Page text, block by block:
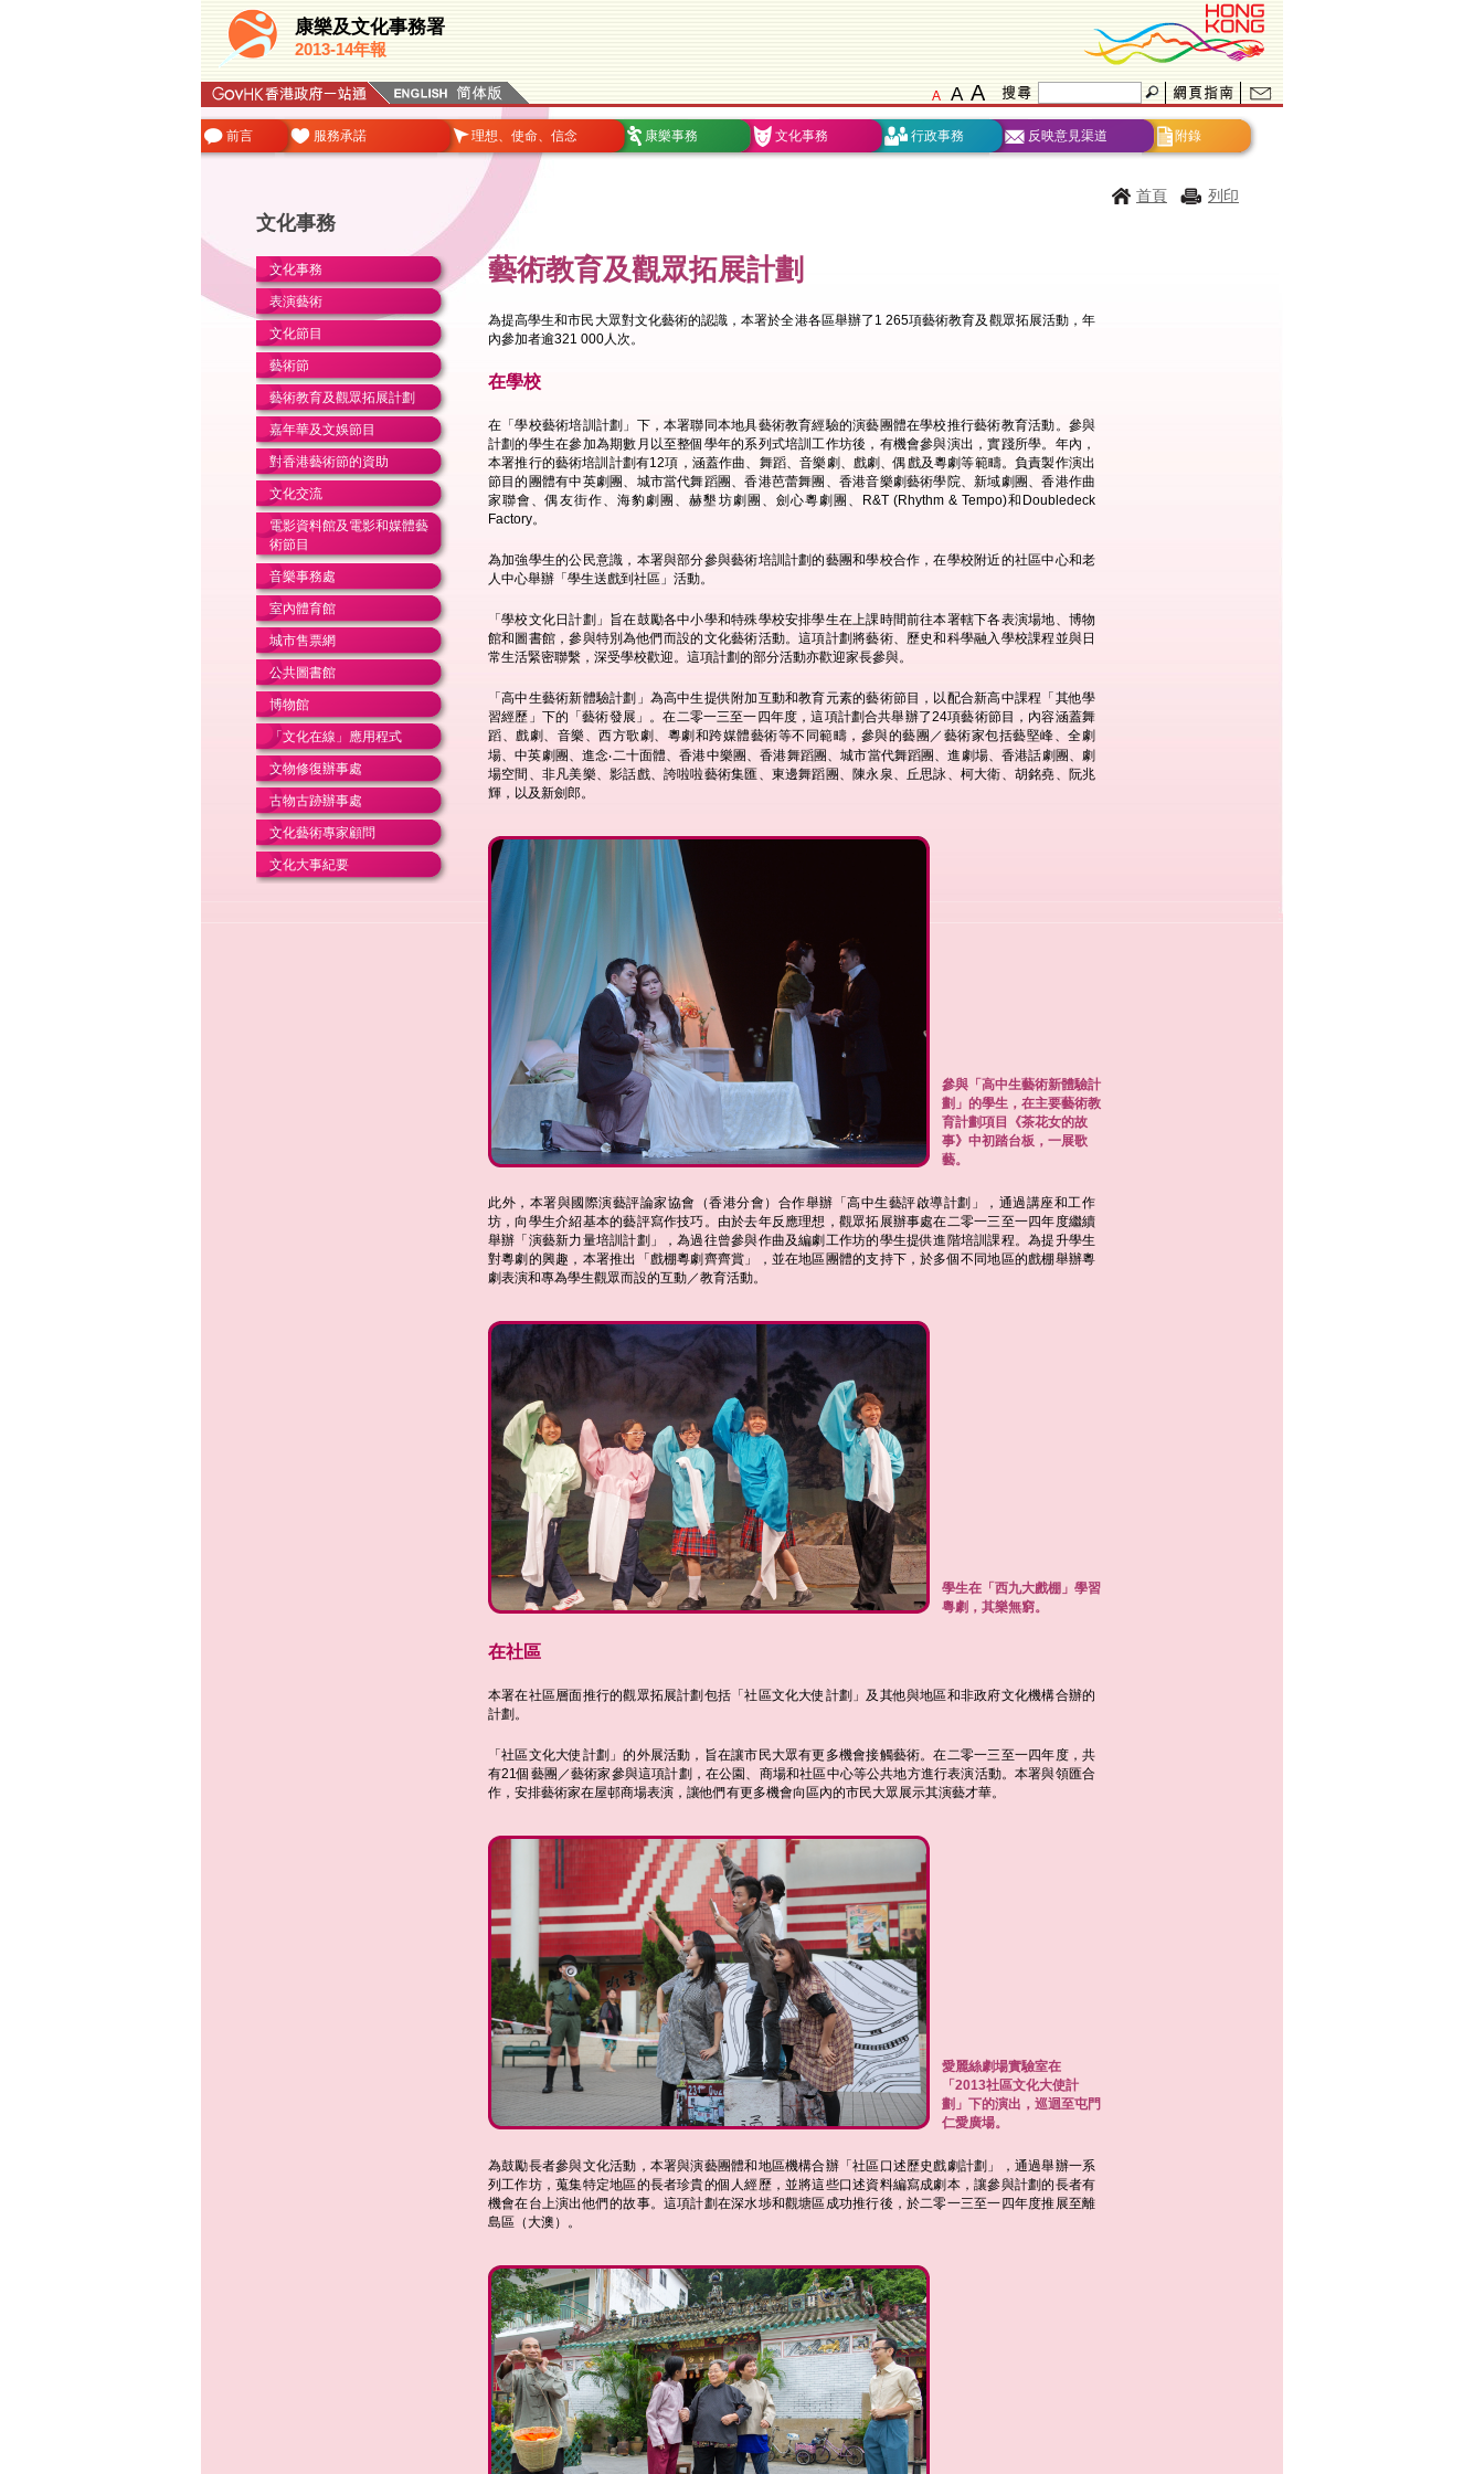
康樂及文化事務署
2013-14年報
A A A
前言 服務承諾 理想、使命、信念 康樂事務 文化事務 行政事務 反映意見渠道 附錄
文化事務
文化事務
表演藝術
文化節目
藝術節
藝術教育及觀眾拓展計劃
嘉年華及文娛節目
對香港藝術節的資助
文化交流
電影資料館及電影和媒體藝
術節目
音樂事務處
室內體育館
城市售票網
公共圖書館
博物館
「文化在線」應用程式
文物修復辦事處
古物古跡辦事處
文化藝術專家顧問
文化大事紀要
首頁 列印
藝術教育及觀眾拓展計劃
為提高學生和市民大眾對文化藝術的認識，本署於全港各區舉辦了1 265項藝術教育及觀眾拓展活動，年
內參加者逾321 000人次。
在學校
在「學校藝術培訓計劃」下，本署聯同本地具藝術教育經驗的演藝團體在學校推行藝術教育活動。參與
計劃的學生在參加為期數月以至整個學年的系列式培訓工作坊後，有機會參與演出，實踐所學。年內，
本署推行的藝術培訓計劃有12項，涵蓋作曲、舞蹈、音樂劇、戲劇、偶戲及粵劇等範疇。負責製作演出
節目的團體有中英劇團、城市當代舞蹈團、香港芭蕾舞團、香港音樂劇藝術學院、新域劇團、香港作曲
家聯會、偶友街作、海豹劇團、赫墾坊劇團、劍心粵劇團、R&T (Rhythm & Tempo)和Doubledeck
Factory。
為加強學生的公民意識，本署與部分參與藝術培訓計劃的藝團和學校合作，在學校附近的社區中心和老
人中心舉辦「學生送戲到社區」活動。
「學校文化日計劃」旨在鼓勵各中小學和特殊學校安排學生在上課時間前往本署轄下各表演場地、博物
館和圖書館，參與特別為他們而設的文化藝術活動。這項計劃將藝術、歷史和科學融入學校課程並與日
常生活緊密聯繫，深受學校歡迎。這項計劃的部分活動亦歡迎家長參與。
「高中生藝術新體驗計劃」為高中生提供附加互動和教育元素的藝術節目，以配合新高中課程「其他學
習經歷」下的「藝術發展」。在二零一三至一四年度，這項計劃合共舉辦了24項藝術節目，內容涵蓋舞
蹈、戲劇、音樂、西方歌劇、粵劇和跨媒體藝術等不同範疇，參與的藝團／藝術家包括藝堅峰、全劇
場、中英劇團、進念‧‍二十面體、香港中樂團、香港舞蹈團、城市當代舞蹈團、進劇場、香港話劇團、劇
場空間、非凡美樂、影話戲、誇啦啦藝術集匯、東邊舞蹈團、陳永泉、丘思詠、柯大衛、胡銘堯、阮兆
輝，以及新劍郎。
參與「高中生藝術新體驗計
劃」的學生，在主要藝術教
育計劃項目《茶花女的故
事》中初踏台板，一展歌
藝。
此外，本署與國際演藝評論家協會（香港分會）合作舉辦「高中生藝評啟導計劃」，通過講座和工作
坊，向學生介紹基本的藝評寫作技巧。由於去年反應理想，觀眾拓展辦事處在二零一三至一四年度繼續
舉辦「演藝新力量培訓計劃」，為過往曾參與作曲及編劇工作坊的學生提供進階培訓課程。為提升學生
對粵劇的興趣，本署推出「戲棚粵劇齊齊賞」，並在地區團體的支持下，於多個不同地區的戲棚舉辦粵
劇表演和專為學生觀眾而設的互動／教育活動。
學生在「西九大戲棚」學習
粵劇，其樂無窮。
在社區
本署在社區層面推行的觀眾拓展計劃包括「社區文化大使計劃」及其他與地區和非政府文化機構合辦的
計劃。
「社區文化大使計劃」的外展活動，旨在讓市民大眾有更多機會接觸藝術。在二零一三至一四年度，共
有21個藝團／藝術家參與這項計劃，在公園、商場和社區中心等公共地方進行表演活動。本署與領匯合
作，安排藝術家在屋邨商場表演，讓他們有更多機會向區內的市民大眾展示其演藝才華。
愛麗絲劇場實驗室在
「2013社區文化大使計
劃」下的演出，巡迴至屯門
仁愛廣場。
為鼓勵長者參與文化活動，本署與演藝團體和地區機構合辦「社區口述歷史戲劇計劃」，通過舉辦一系
列工作坊，蒐集特定地區的長者珍貴的個人經歷，並將這些口述資料編寫成劇本，讓參與計劃的長者有
機會在台上演出他們的故事。這項計劃在深水埗和觀塘區成功推行後，於二零一三至一四年度推展至離
島區（大澳）。